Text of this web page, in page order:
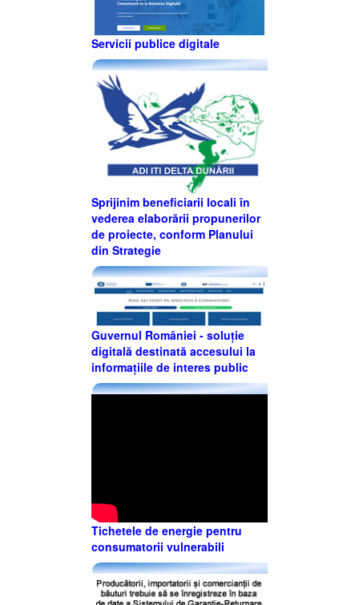
Servicii publice digitale
Sprijinim beneficiarii locali în
vederea elaborării propunerilor
de proiecte, conform Planului
din Strategie
Guvernul României - soluție
digitală destinată accesului la
informațiile de interes public
Tichetele de energie pentru
consumatorii vulnerabili